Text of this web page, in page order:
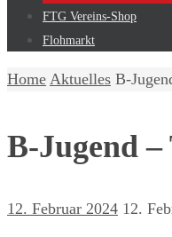
FTG Vereins-Shop
Flohmarkt
Home Aktuelles B-
B-Jugend
12. Februar 2024 12.